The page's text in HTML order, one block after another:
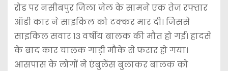
रोड पर नसीबपुर जिला जेल के सामने एक तेज रफ्तार
ऑडी कार ने साइकिल को टक्कर मार दी। जिससे
साइकिल सवार 13 वर्षीय बालक की मौत हो गई। हादसे
के बाद कार चालक गाड़ी मौके से फरार हो गया।
आसपास के लोगों ने एंबुलेंस बुलाकर बालक को